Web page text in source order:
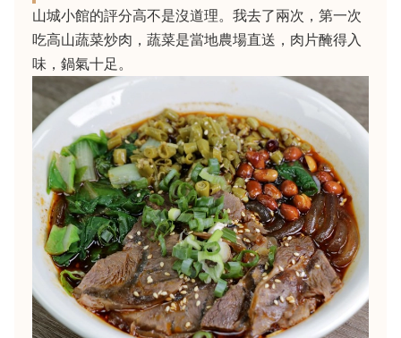
山城小館的評分高不是沒道理。我去了兩次，第一次
吃高山蔬菜炒肉，蔬菜是當地農場直送，肉片醃得入
味，鍋氣十足。